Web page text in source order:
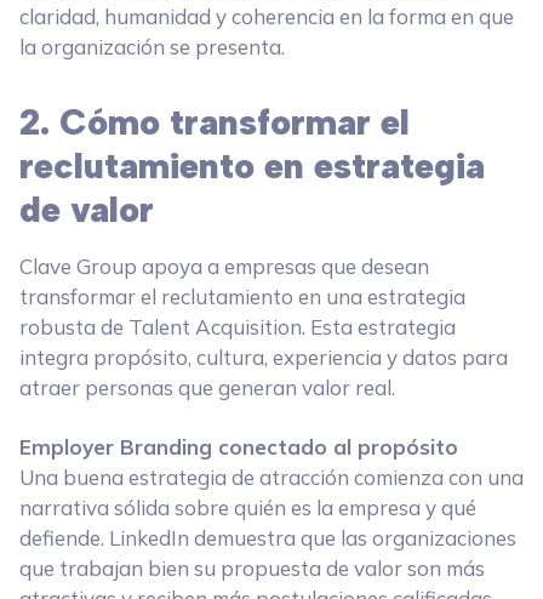
claridad, humanidad y coherencia en la forma en que
la organización se presenta.
2. Cómo transformar el
reclutamiento en estrategia
de valor
Clave Group apoya a empresas que desean
transformar el reclutamiento en una estrategia
robusta de Talent Acquisition. Esta estrategia
integra propósito, cultura, experiencia y datos para
atraer personas que generan valor real.
Employer Branding conectado al propósito
Una buena estrategia de atracción comienza con una
narrativa sólida sobre quién es la empresa y qué
defiende. LinkedIn demuestra que las organizaciones
que trabajan bien su propuesta de valor son más